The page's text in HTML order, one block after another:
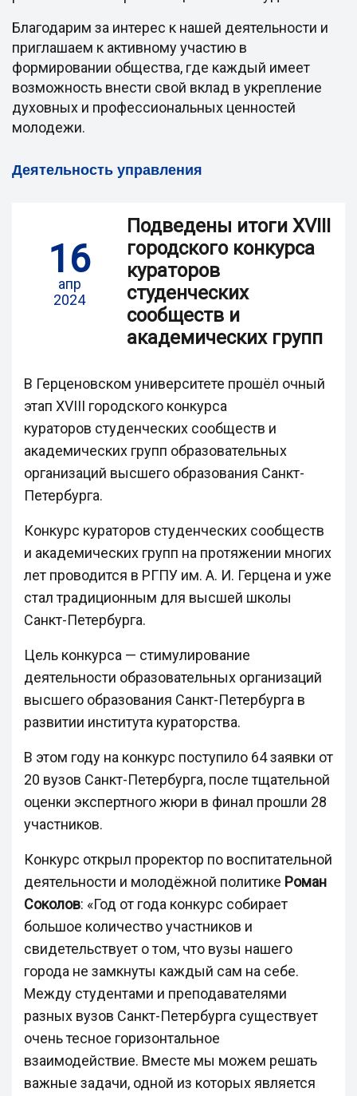
Благодарим за интерес к нашей деятельности и
приглашаем к активному участию в
формировании общества, где каждый имеет
возможность внести свой вклад в укрепление
духовных и профессиональных ценностей
молодежи.
Деятельность управления
16
апр
2024
Подведены итоги XVIII
городского конкурса
кураторов
студенческих
сообществ и
академических групп
В Герценовском университете прошёл очный
этап XVIII городского конкурса
кураторов студенческих сообществ и
академических групп образовательных
организаций высшего образования Санкт-
Петербурга.
Конкурс кураторов студенческих сообществ
и академических групп на протяжении многих
лет проводится в РГПУ им. А. И. Герцена и уже
стал традиционным для высшей школы
Санкт-Петербурга.
Цель конкурса — стимулирование
деятельности образовательных организаций
высшего образования Санкт-Петербурга в
развитии института кураторства.
В этом году на конкурс поступило 64 заявки от
20 вузов Санкт-Петербурга, после тщательной
оценки экспертного жюри в финал прошли 28
участников.
Конкурс открыл проректор по воспитательной
деятельности и молодёжной политике Роман
Соколов: «Год от года конкурс собирает
большое количество участников и
свидетельствует о том, что вузы нашего
города не замкнуты каждый сам на себе.
Между студентами и преподавателями
разных вузов Санкт-Петербурга существует
очень тесное горизонтальное
взаимодействие. Вместе мы можем решать
важные задачи, одной из которых является